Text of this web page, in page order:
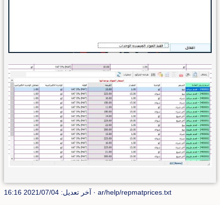
ar/help/repmatprices.txt · آخر تعديل: 2021/07/04 16:16